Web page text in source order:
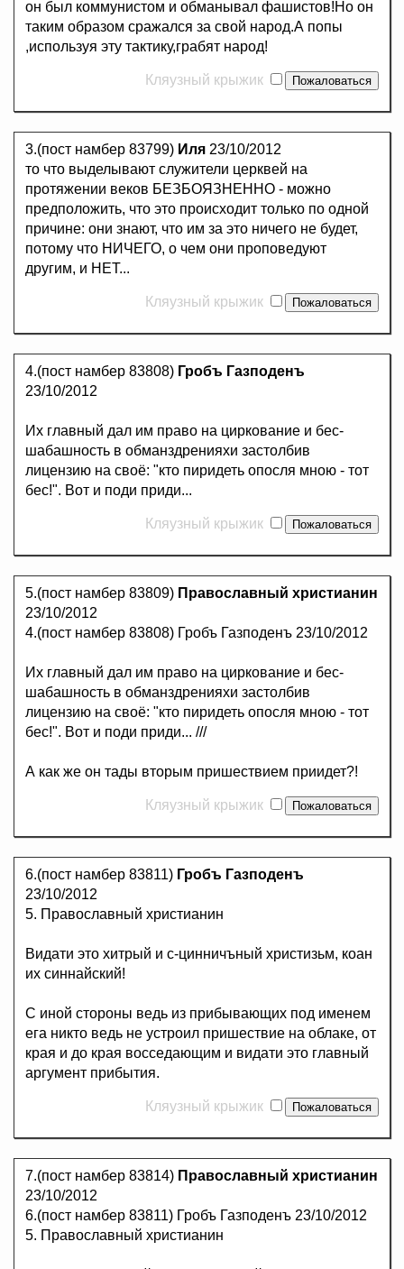
он был коммунистом и обманывал фашистов!Но он
таким образом сражался за свой народ.А попы
,используя эту тактику,грабят народ!
Кляузный крыжик
3.(пост намбер 83799) Иля 23/10/2012
то что выделывают служители церквей на
протяжении веков БЕЗБОЯЗНЕННО - можно
предположить, что это происходит только по одной
причине: они знают, что им за это ничего не будет,
потому что НИЧЕГО, о чем они проповедуют
другим, и НЕТ...
Кляузный крыжик
4.(пост намбер 83808) Гробъ Газподенъ
23/10/2012
Их главный дал им право на циркование и бес-
шабашность в обманздренияхи застолбив
лицензию на своё: "кто пиридеть опосля мною - тот
бес!". Вот и поди приди...
Кляузный крыжик
5.(пост намбер 83809) Православный христианин
23/10/2012
4.(пост намбер 83808) Гробъ Газподенъ 23/10/2012
Их главный дал им право на циркование и бес-
шабашность в обманздренияхи застолбив
лицензию на своё: "кто пиридеть опосля мною - тот
бес!". Вот и поди приди... ///
А как же он тады вторым пришествием приидет?!
Кляузный крыжик
6.(пост намбер 83811) Гробъ Газподенъ
23/10/2012
5. Православный христианин
Видати это хитрый и с-цинничъный христизьм, коан
их синнайский!
С иной стороны ведь из прибывающих под именем
ега никто ведь не устроил пришествие на облаке, от
края и до края восседающим и видати это главный
аргумент прибытия.
Кляузный крыжик
7.(пост намбер 83814) Православный христианин
23/10/2012
6.(пост намбер 83811) Гробъ Газподенъ 23/10/2012
5. Православный христианин